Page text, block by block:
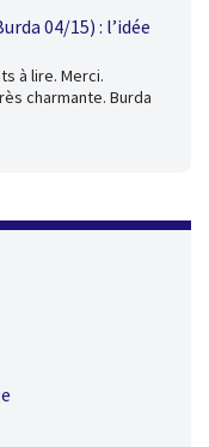
04/15) : l’idée
à lire. Merci.
charmante. Burda